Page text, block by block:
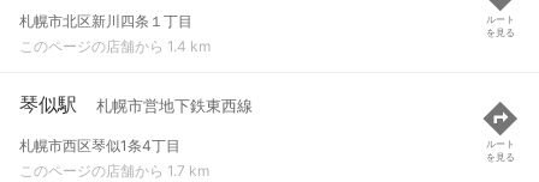
札幌市北区新川四条１丁目
このページの店舗から 1.4 km
ルート
を見る
琴似駅 札幌市営地下鉄東西線
札幌市西区琴似1条4丁目
このページの店舗から 1.7 km
ルート
を見る